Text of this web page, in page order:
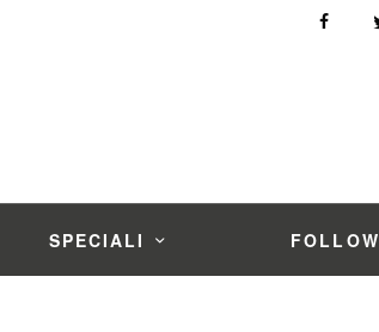
SPECIALI FOLLOW